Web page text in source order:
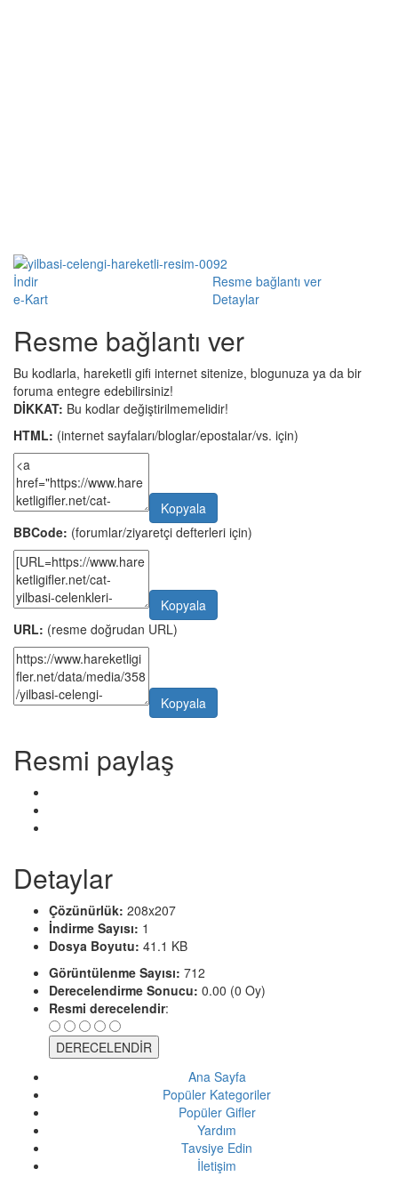
İndir
Resme bağlantı ver
e-Kart
Detaylar
Resme bağlantı ver
Bu kodlarla, hareketli gifi internet sitenize, blogunuza ya da bir
foruma entegre edebilirsiniz!
DİKKAT: Bu kodlar değiştirilmemelidir!
HTML: (internet sayfaları/bloglar/epostalar/vs. için)
Kopyala
BBCode: (forumlar/ziyaretçi defterleri için)
Kopyala
URL: (resme doğrudan URL)
Kopyala
Resmi paylaş
Detaylar
Çözünürlük: 208x207
İndirme Sayısı: 1
Dosya Boyutu: 41.1 KB
Görüntülenme Sayısı: 712
Derecelendirme Sonucu: 0.00 (0 Oy)
Resmi derecelendir:
Ana Sayfa
Popüler Kategoriler
Popüler Gifler
Yardım
Tavsiye Edin
İletişim